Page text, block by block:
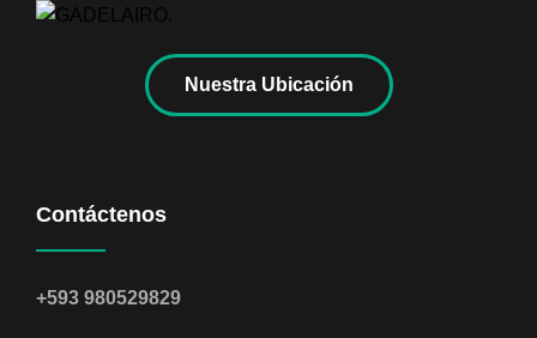
Nuestra Ubicación
Contáctenos
+593 980529829